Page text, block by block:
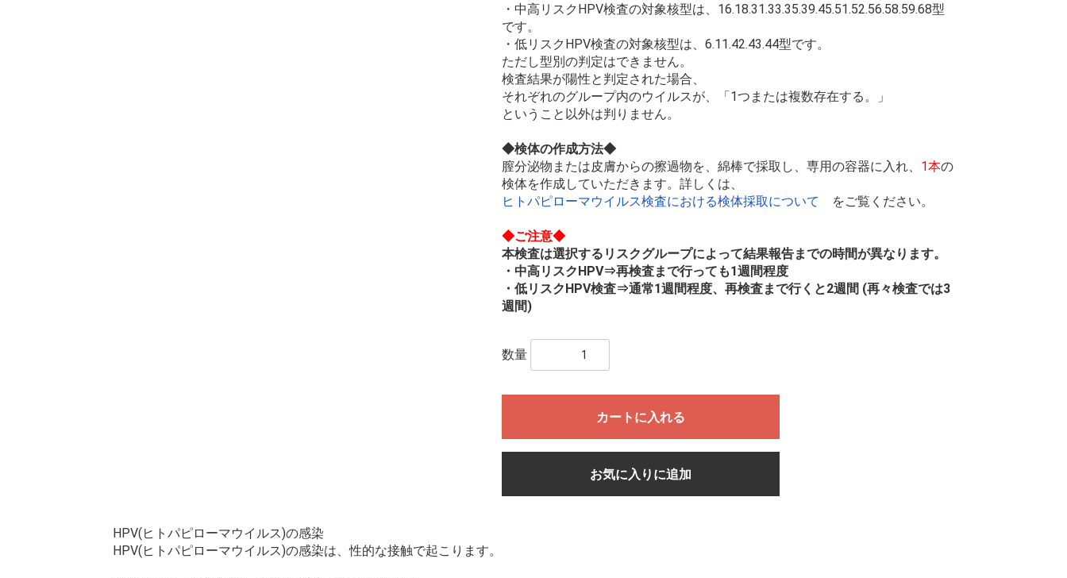
・中高リスクHPV検査の対象核型は、16.18.31.33.35.39.45.51.52.56.58.59.68型
です。
・低リスクHPV検査の対象核型は、6.11.42.43.44型です。
ただし型別の判定はできません。
検査結果が陽性と判定された場合、
それぞれのグループ内のウイルスが、「1つまたは複数存在する。」
ということ以外は判りません。
◆検体の作成方法◆
膣分泌物または皮膚からの擦過物を、綿棒で採取し、専用の容器に入れ、 1本の
検体を作成していただきます。詳しくは、
ヒトパピローマウイルス検査における検体採取について
をご覧ください。
◆ご注意◆
本検査は選択するリスクグループによって結果報告までの時間が異なります。
・中高リスクHPV⇒再検査まで行っても1週間程度
・低リスクHPV検査⇒通常1週間程度、再検査まで行くと2週間 (再々検査では3
週間)
数量
カートに入れる
お気に入りに追加
HPV(ヒトパピローマウイルス)の感染
HPV(ヒトパピローマウイルス)の感染は、性的な接触で起こります。